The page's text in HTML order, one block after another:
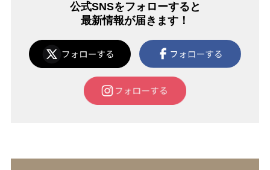
公式SNSをフォローすると
最新情報が届きます！